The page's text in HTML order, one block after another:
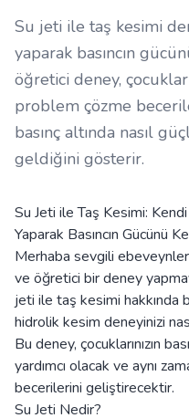
Su jeti ile taş kesimi
yaparak basıncın
öğretici deney,
problem çözme
basınç altında nasıl
geldiğini gösterir.
Su Jeti ile Taş Kesimi:
Yaparak Basıncın Gücünü
Merhaba sevgili
ve öğretici bir deney
jeti ile taş kesimi hakkında
hidrolik kesim deneyinizi
Bu deney, çocuklarınızın
yardımcı olacak ve aynı
becerilerini geliştirecektir.
Su Jeti Nedir?